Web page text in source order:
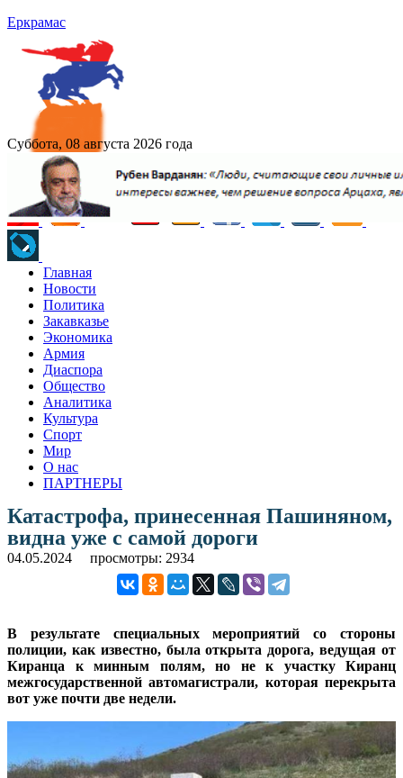
Еркрамас
Суббота, 08 августа 2026 года
Главная
Новости
Политика
Закавказье
Экономика
Армия
Диаспора
Общество
Аналитика
Культура
Спорт
Мир
О нас
ПАРТНЕРЫ
Катастрофа, принесенная Пашиняном,
видна уже с самой дороги
04.05.2024 просмотры: 2934
В результате специальных мероприятий со стороны
полиции, как известно, была открыта дорога, ведущая от
Киранца к минным полям, но не к участку Киранц
межгосударственной автомагистрали, которая перекрыта
вот уже почти две недели.